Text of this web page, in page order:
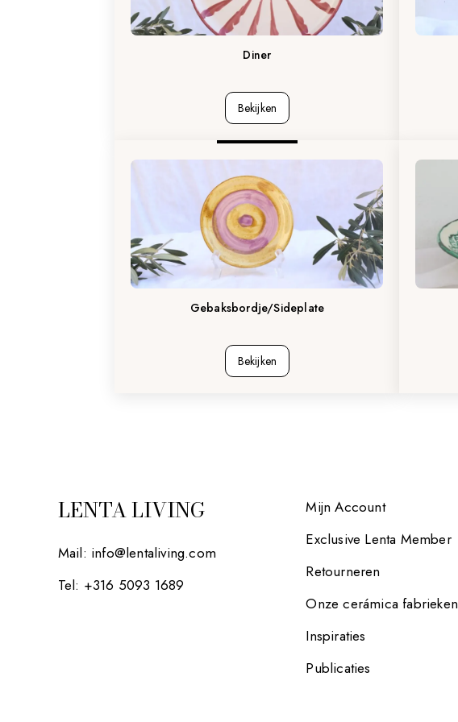
Diner
Bekijken
Gebaksbordje/Sideplate
Bekijken
LENTA LIVING
Mail: info@lentaliving.com
Tel: +316 5093 1689
Mijn Account
Exclusive Lenta Member
Retourneren
Onze cerámica fabrieken
Inspiraties
Publicaties